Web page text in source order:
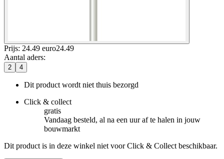
Prijs: 24.49 euro24.49
Aantal aders:
2 4
Dit product wordt niet thuis bezorgd
Click & collect
gratis
Vandaag besteld, al na een uur af te halen in jouw
bouwmarkt
Dit product is in deze winkel niet voor Click & Collect beschikbaar.